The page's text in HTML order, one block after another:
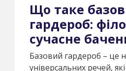
Що таке
гардероб:
сучасне
Базовий гардероб – це
універсальних речей,